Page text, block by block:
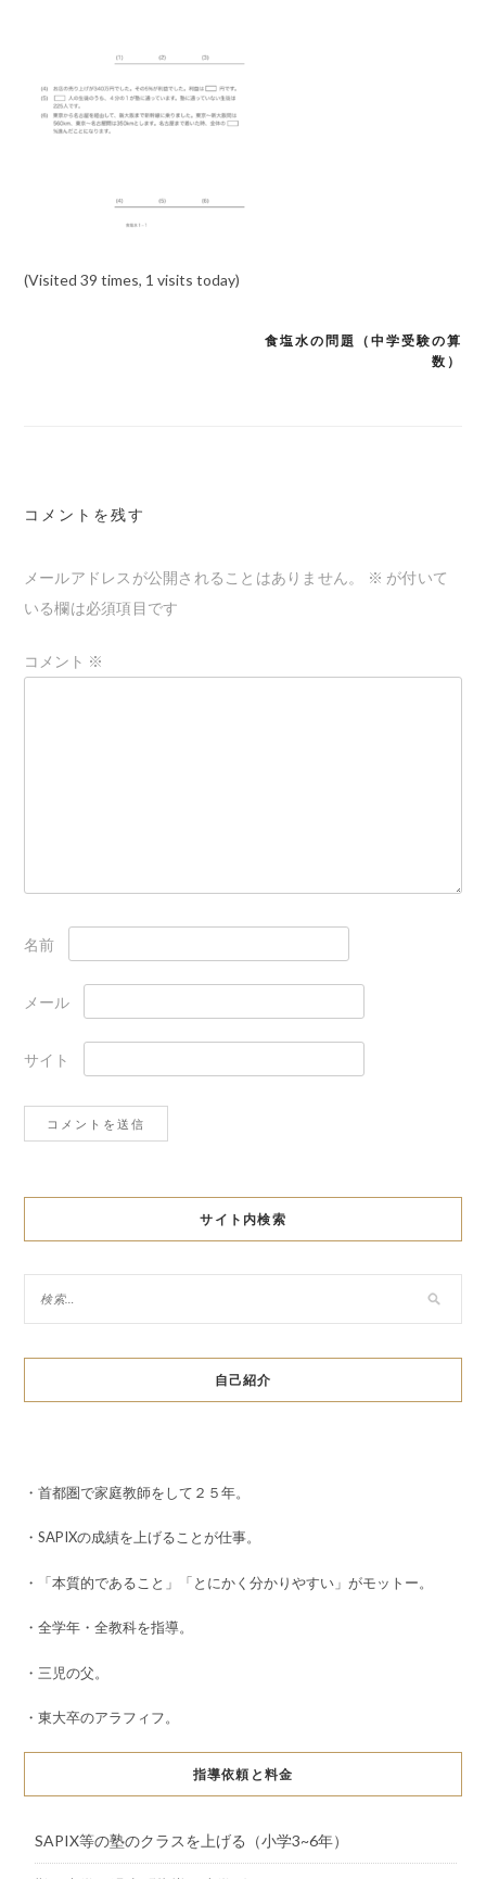
(Visited 39 times, 1 visits today)
シ
ョ
食塩水の問題（中学受験の算
数）
コメントを残す
メールアドレスが公開されることはありません。 ※ が付いて
いる欄は必須項目です
コメント ※
名前
メール
サイト
サイト内検索
自己紹介
・首都圏で家庭教師をして２５年。
・SAPIXの成績を上げることが仕事。
・「本質的であること」「とにかく分かりやすい」がモットー。
・全学年・全教科を指導。
・三児の父。
・東大卒のアラフィフ。
指導依頼と料金
SAPIX等の塾のクラスを上げる（小学3~6年）